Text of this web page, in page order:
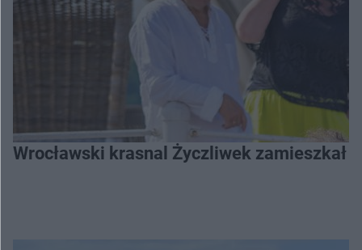
Wrocławski krasnal Życzliwek zamieszkał